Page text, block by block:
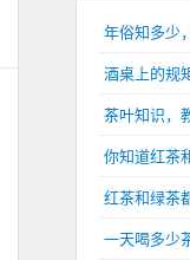
年俗知多少
酒桌上的规
茶叶知识，
你知道红茶
红茶和绿茶
一天喝多少